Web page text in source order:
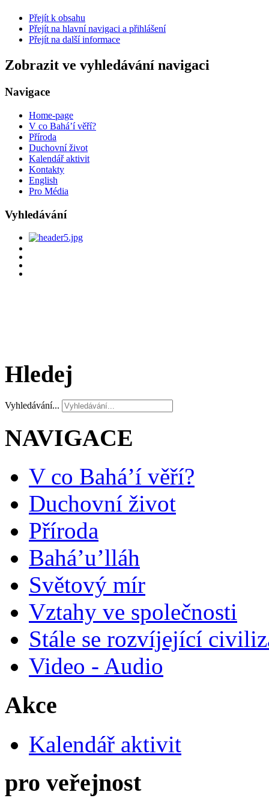
Přejít k obsahu
Přejít na hlavní navigaci a přihlášení
Přejít na další informace
Zobrazit ve vyhledávání navigaci
Navigace
Home-page
V co Bahá’í věří?
Příroda
Duchovní život
Kalendář aktivit
Kontakty
English
Pro Média
Vyhledávání
Hledej
Vyhledávání...
NAVIGACE
V co Bahá’í věří?
Duchovní život
Příroda
Bahá’u’lláh
Světový mír
Vztahy ve společnosti
Stále se rozvíjející
Video - Audio
Akce
Kalendář aktivit
pro veřejnost